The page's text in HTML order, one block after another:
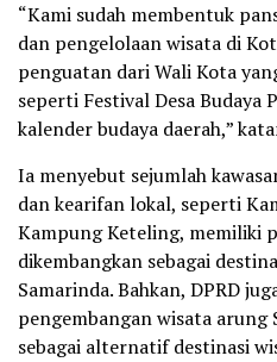
“Kami sudah membentuk
dan pengelolaan wisata di
penguatan dari Wali Kota
seperti Festival Desa Budaya
kalender budaya daerah,”
Ia menyebut sejumlah
dan kearifan lokal, seperti
Kampung Keteling, memiliki
dikembangkan sebagai
Samarinda. Bahkan, DPRD
pengembangan wisata arung
sebagai alternatif destinasi